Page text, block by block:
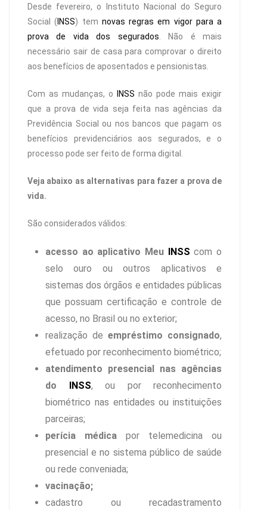
Desde fevereiro, o Instituto Nacional do Seguro
Social ( INSS) tem novas regras em vigor para a
prova de vida dos segurados . Não é mais
necessário sair de casa para comprovar o direito
aos benefícios de aposentados e pensionistas.
Com as mudanças, o INSS não pode mais exigir
que a prova de vida seja feita nas agências da
Previdência Social ou nos bancos que pagam os
benefícios previdenciários aos segurados, e o
processo pode ser feito de forma digital.
Veja abaixo as alternativas para fazer a prova de
vida.
São considerados válidos:
acesso ao aplicativo Meu INSS com o
selo ouro ou outros aplicativos e
sistemas dos órgãos e entidades públicas
que possuam certificação e controle de
acesso, no Brasil ou no exterior;
realização de empréstimo consignado,
efetuado por reconhecimento biométrico;
atendimento presencial nas agências
do INSS, ou por reconhecimento
biométrico nas entidades ou instituições
parceiras;
perícia médica por telemedicina ou
presencial e no sistema público de saúde
ou rede conveniada;
vacinação;
cadastro ou recadastramento